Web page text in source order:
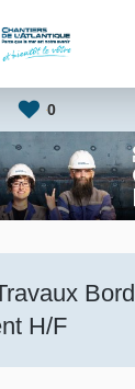
0
Bord
H/F